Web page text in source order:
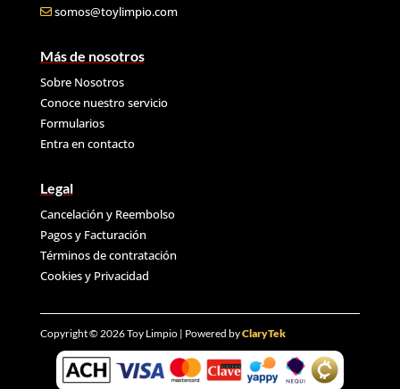
somos@toylimpio.com
Más de nosotros
Sobre Nosotros
Conoce nuestro servicio
Formularios
Entra en contacto
Legal
Cancelación y Reembolso
Pagos y Facturación
Términos de contratación
Cookies y Privacidad
Copyright © 2026 Toy Limpio | Powered byClaryTek